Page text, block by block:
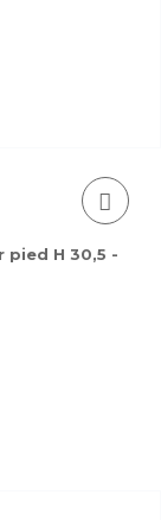
pied H 30,5 -